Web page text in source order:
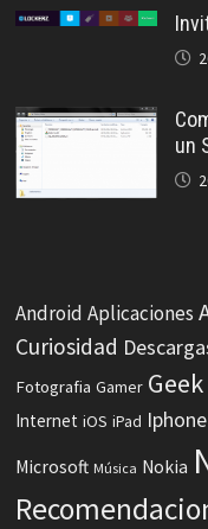
un
Android Aplicaciones
Curiosidad
Fotografia Gamer Geek
Internet iOS iPad Iphone
Microsoft Música Nokia